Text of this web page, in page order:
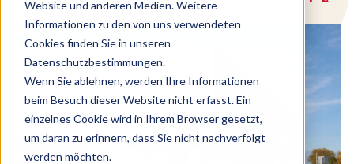
Website und anderen Medien. Weitere
Informationen zu den von uns verwendeten
Cookies finden Sie in unseren
Datenschutzbestimmungen.
Wenn Sie ablehnen, werden Ihre Informationen
beim Besuch dieser Website nicht erfasst. Ein
einzelnes Cookie wird in Ihrem Browser gesetzt,
um daran zu erinnern, dass Sie nicht nachverfolgt
werden möchten.